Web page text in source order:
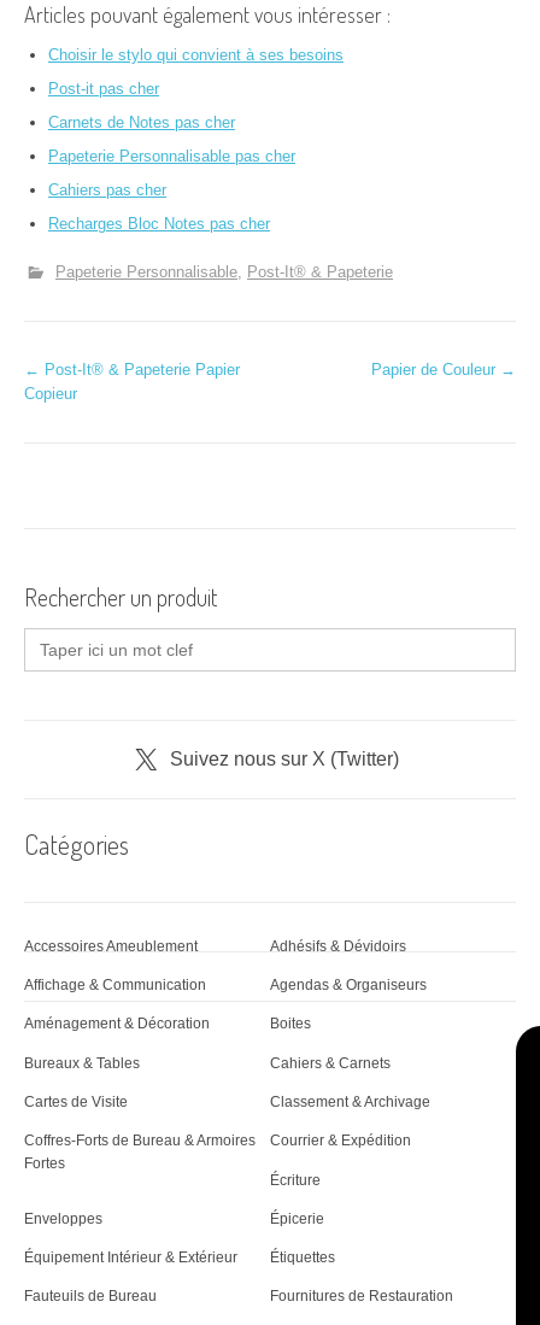
Articles pouvant également vous intéresser :
Choisir le stylo qui convient à ses besoins
Post-it pas cher
Carnets de Notes pas cher
Papeterie Personnalisable pas cher
Cahiers pas cher
Recharges Bloc Notes pas cher
Papeterie Personnalisable Post-It® & Papeterie
N
a
t
i
'
r
t
i
c
l
e
← Post-It® & Papeterie Papier
Copieur
Papier de Couleur →
Rechercher un produit
Search
for:
Suivez nous sur X (Twitter)
Catégories
Accessoires Ameublement Adhésifs & Dévidoirs
Affichage & Communication Agendas & Organiseurs
Aménagement & Décoration Boites
Bureaux & Tables Cahiers & Carnets
Cartes de Visite Classement & Archivage
Coffres-Forts de Bureau & Armoires
Fortes
Courrier & Expédition
Écriture
Enveloppes Épicerie
Équipement Intérieur & Extérieur Étiquettes
Fauteuils de Bureau Fournitures de Restauration